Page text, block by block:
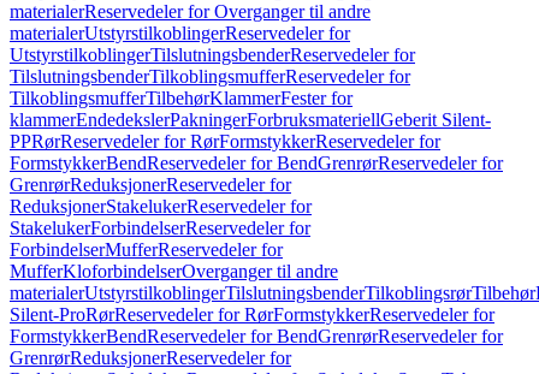
materialerReservedeler for Overganger til andre
materialerUtstyrstilkoblingerReservedeler for
UtstyrstilkoblingerTilslutningsbenderReservedeler for
TilslutningsbenderTilkoblingsmufferReservedeler for
TilkoblingsmufferTilbehørKlammerFester for
klammerEndedekslerPakningerForbruksmateriellGeberit Silent-
PPRørReservedeler for RørFormstykkerReservedeler for
FormstykkerBendReservedeler for BendGrenrørReservedeler for
GrenrørReduksjonerReservedeler for
ReduksjonerStakelukerReservedeler for
StakelukerForbindelserReservedeler for
ForbindelserMufferReservedeler for
MufferKloforbindelserOverganger til andre
materialerUtstyrstilkoblingerTilslutningsbenderTilkoblingsrørTilbehør
Silent-ProRørReservedeler for RørFormstykkerReservedeler for
FormstykkerBendReservedeler for BendGrenrørReservedeler for
GrenrørReduksjonerReservedeler for